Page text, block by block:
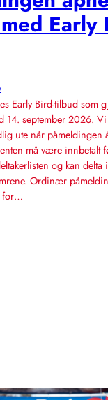
Early
Early Bird-tilbud som
14. september 2026.
ute når påmeldingen
må være innbetalt
og kan delta
Ordinær
for…